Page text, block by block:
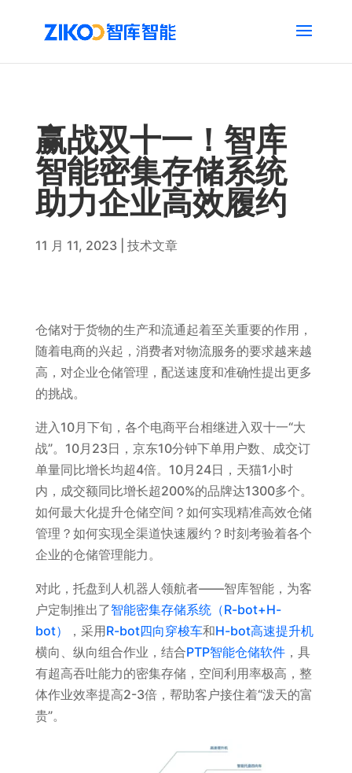
赢战双十一！智库
智能密集存储系统
助力企业高效履约
11 月 11, 2023| 技术文章
仓储对于货物的生产和流通起着至关重要的作用，
随着电商的兴起，消费者对物流服务的要求越来越
高，对企业仓储管理，配送速度和准确性提出更多
的挑战。
进入10月下旬，各个电商平台相继进入双十一“大
战”。10月23日，京东10分钟下单用户数、成交订
单量同比增长均超4倍。10月24日，天猫1小时
内，成交额同比增长超200%的品牌达1300多个。
如何最大化提升仓储空间？如何实现精准高效仓储
管理？如何实现全渠道快速履约？时刻考验着各个
企业的仓储管理能力。
对此，托盘到人机器人领航者——智库智能，为客
户定制推出了智能密集存储系统（R-bot+H-
bot）
，采用R-bot四向穿梭车和H-bot高速提升机
横向、纵向组合作业，结合PTP智能仓储软件，具
有超高吞吐能力的密集存储，空间利用率极高，整
体作业效率提高2-3倍，帮助客户接住着“泼天的富
贵”。